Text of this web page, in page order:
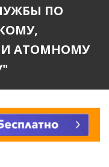
ПО
И АТОМНОМУ